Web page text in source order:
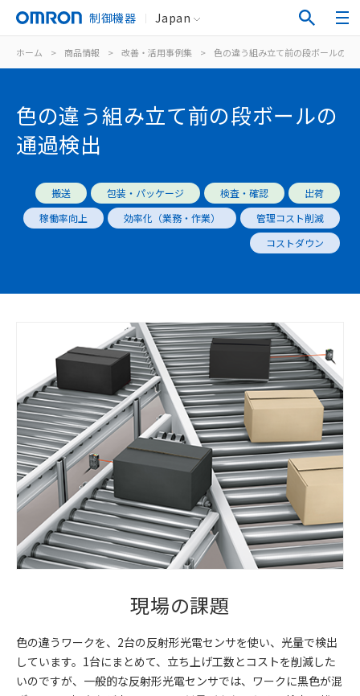
制御機器 Japan
ホーム > 商品情報 > 改善・活用事例集 > 色の違う組み立て前の段ボールの通
色の違う組み立て前の段ボールの
通過検出
搬送 包装・パッケージ 検査・確認
出荷
稼働率向上
効率化（業務・作業）
管理コスト削減
コストダウン
現場の課題
色の違うワークを、2台の反射形光電センサを使い、光量で検出
しています。1台にまとめて、立ち上げ工数とコストを削減した
いのですが、一般的な反射形光電センサでは、ワークに黒色が混